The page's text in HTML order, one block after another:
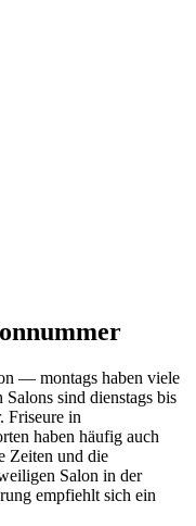
— montags haben viele
sind dienstags bis
Friseure in
haben häufig auch
Zeiten und die
Salon in der
empfiehlt sich ein